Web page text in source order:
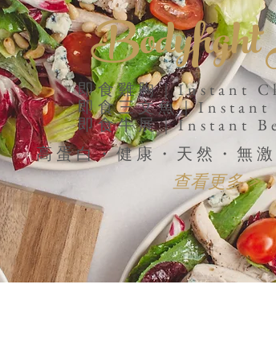
即食雞胸｜Instant
即食三文魚｜Instant
即食牛展｜Instant
高蛋白・健康・天然・無
查看更多 >